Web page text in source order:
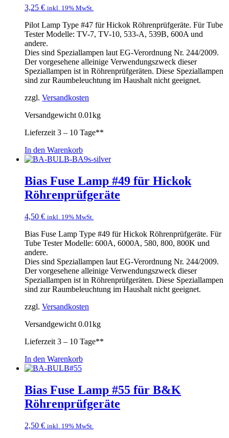
3,25 € inkl. 19% MwSt.
Pilot Lamp Type #47 für Hickok Röhrenprüfgeräte. Für Tube
Tester Modelle: TV-7, TV-10, 533-A, 539B, 600A und
andere.
Dies sind Speziallampen laut EG-Verordnung Nr. 244/2009.
Der vorgesehene alleinige Verwendungszweck dieser
Speziallampen ist in Röhrenprüfgeräten. Diese Speziallampen
sind zur Raumbeleuchtung im Haushalt nicht geeignet.
zzgl. Versandkosten
Versandgewicht 0.01kg
Lieferzeit3 – 10 Tage**
In den Warenkorb
Bias Fuse Lamp #49 für Hickok
Röhrenprüfgeräte
4,50 € inkl. 19% MwSt.
Bias Fuse Lamp Type #49 für Hickok Röhrenprüfgeräte. Für
Tube Tester Modelle: 600A, 6000A, 580, 800, 800K und
andere.
Dies sind Speziallampen laut EG-Verordnung Nr. 244/2009.
Der vorgesehene alleinige Verwendungszweck dieser
Speziallampen ist in Röhrenprüfgeräten. Diese Speziallampen
sind zur Raumbeleuchtung im Haushalt nicht geeignet.
zzgl. Versandkosten
Versandgewicht 0.01kg
Lieferzeit 3 – 10 Tage**
In den Warenkorb
Bias Fuse Lamp #55 für B&K
Röhrenprüfgeräte
2,50 € inkl. 19% MwSt.